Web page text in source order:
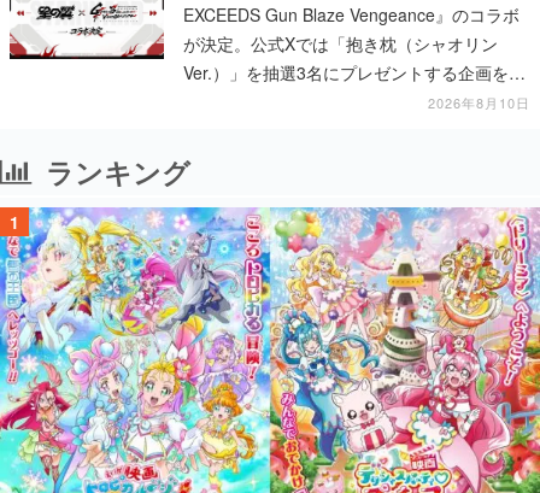
EXCEEDS Gun Blaze Vengeance』のコラボ
が決定。公式Xでは「抱き枕（シャオリン
Ver.）」を抽選3名にプレゼントする企画を実
2026年8月10日
ランキング
1